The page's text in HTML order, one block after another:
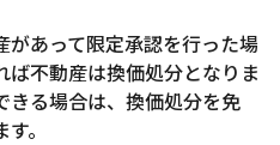
あって限定承認を行った場
不動産は換価処分となりま
きる場合は、換価処分を免
。